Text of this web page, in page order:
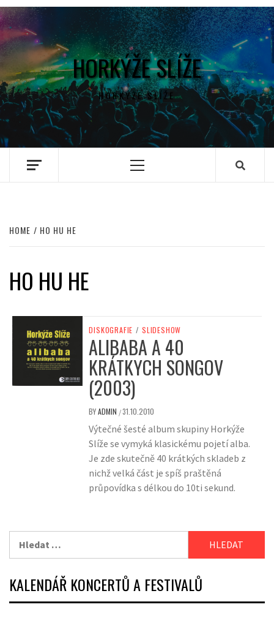
HORKÝŽE SLÍŽE
HORKÝŽE SLÍŽE
Primary
HOME HO HU HE
HO HU HE
DISKOGRAFIE / SLIDESHOW
ALIBABA A 40
KRÁTKYCH SONGOV
(2003)
BYADMIN /31.10.2010
Výtečné šesté album skupiny Horkýže
Slíže se vymyká klasickému pojetí alba.
Je zde skutečně 40 krátkých skladeb z
nichž velká část je spíš praštěná
průpovídka s délkou do 10ti sekund.
KALENDÁŘ KONCERTŮ A FESTIVALŮ